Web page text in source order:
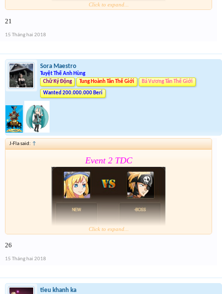
Nay là cả event hôm qua lun nên mỗi giải sẽ có 2 lần
nhé . Tổng 6 slot trúng cho event cuối cùng của năm
Click to expand...
21
15 Tháng hai 2018
Sora Maestro
Tuyệt Thế Anh Hùng
Chữ Ký Động
Tung Hoành Tân Thế Giới Bá Vương Tân Thế Giới
Wanted 200.000.000 Beri
J-Fla said: ↑
Event 2 TDC
Nay là cả event hôm qua lun nên mỗi giải sẽ có 2 lần
nhé . Tổng 6 slot trúng cho event cuối cùng của năm
Click to expand...
26
15 Tháng hai 2018
tieu khanh ka